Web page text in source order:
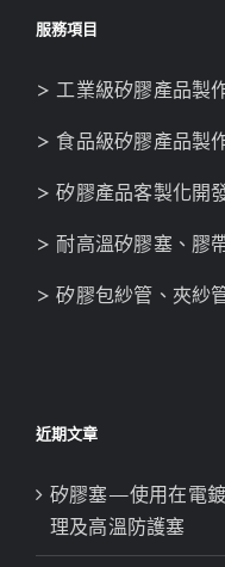
服務項目
> 工業級矽膠產品製
> 食品級矽膠產品製
> 矽膠產品客製化開
> 耐高溫矽膠塞、膠
> 矽膠包紗管、夾紗
近期文章
矽膠塞—使用在電
理及高溫防護塞